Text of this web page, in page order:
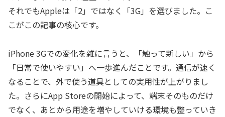
それでもAppleは「2」ではなく「3G」を選びました。こ
こがこの記事の核心です。
iPhone 3Gでの変化を雑に言うと、「触って新しい」から
「日常で使いやすい」へ一歩進んだことです。通信が速く
なることで、外で使う道具としての実用性が上がりまし
た。さらにApp Storeの開始によって、端末そのものだけ
でなく、あとから用途を増やしていける環境も整っていき